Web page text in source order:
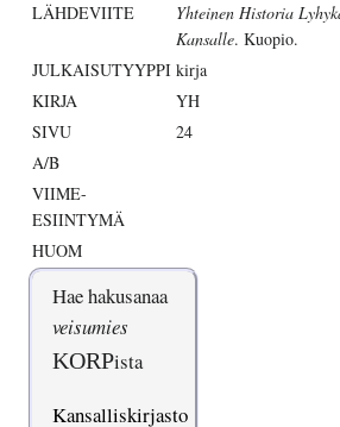
LÄHDEVIITE
Yhteinen Historia
Kansalle. Kuopio.
JULKAISUTYYPPI kirja
KIRJA
YH
SIVU
24
A/B
VIIME-
ESIINTYMÄ
HUOM
Hae hakusanaa
veisumies
KORPista
Kansalliskirjasto